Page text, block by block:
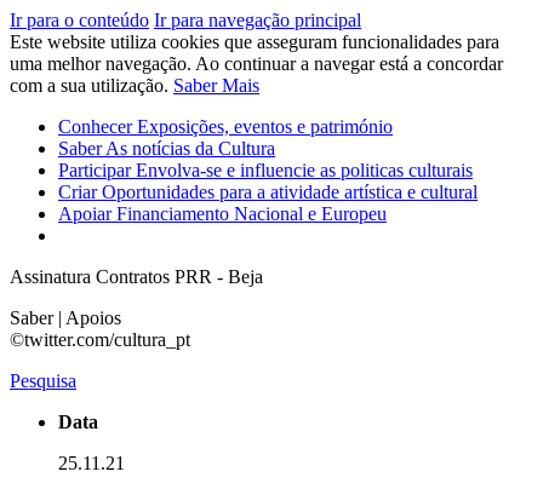
Ir para o conteúdo Ir para navegação principal
Este website utiliza cookies que asseguram funcionalidades para
uma melhor navegação. Ao continuar a navegar está a concordar
com a sua utilização. Saber Mais
ConhecerExposições, eventos e património
SaberAs notícias da Cultura
ParticiparEnvolva-se e influencie as politicas culturais
CriarOportunidades para a atividade artística e cultural
ApoiarFinanciamento Nacional e Europeu
Assinatura Contratos PRR - Beja
Saber | Apoios
©twitter.com/cultura_pt
Pesquisa
Data
25.11.21